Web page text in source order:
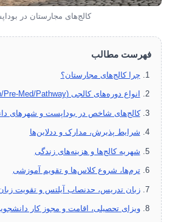
کالج‌های مجارستان در
فهرست مطالب
چرا کالج‌های مجارستان؟
انواع دوره‌های کالجی (Foundation/Pre-Med/Pathway)
کالج‌های شاخص در بوداپست و شهرهای
شرایط پذیرش، مدارک و ددلاین‌ها
شهریه کالج‌ها و هزینه‌های زندگی
ترم‌ها، شروع کلاس‌ها و تقویم آموزشی
زبان تدریس، حدنصاب آیلتس و تقویت
ویزای تحصیلی، اقامت و مجوز کار